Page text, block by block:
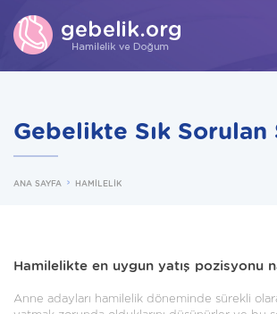
ARA
Gebelikte Sık Sorulan
ANA SAYFA HAMİLELİK
Hamilelikte en uygun yatış pozisyonu
Anne adayları hamilelik döneminde sürekli